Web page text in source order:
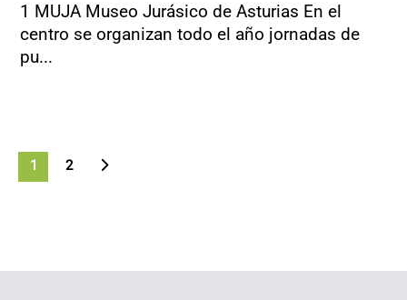
1 MUJA Museo Jurásico de Asturias En el
centro se organizan todo el año jornadas de
pu...
1 2